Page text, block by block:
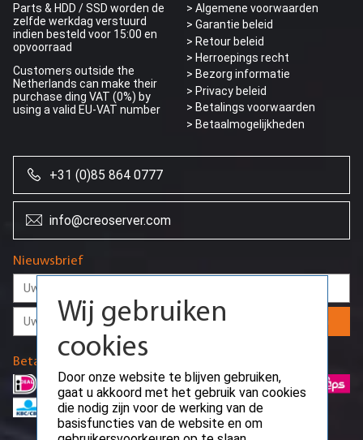
Parts & HDD / SSD worden de
zelfde werkdag verstuurd
indien besteld voor 15:00 en
opvoorraad
Customers outside the
Netherlands can make their
purchase ding VAT (0%) by
using a valid EU-VAT number
> Algemene voorwaarden
> Garantie beleid
> Retour beleid
> Herroepings recht
> Bezorg informatie
> Privacy beleid
> Betalings voorwaarden
> Betaalmogelijkheden
+31 (0)85 864 0777
info@creoserver.com
Nieuwsbrief
Betaalmethodes
Wij gebruiken
cookies
Door onze website te blijven gebruiken,
gaat u akkoord met het gebruik van cookies
die nodig zijn voor de werking van de
basisfuncties van de website en om
gebruikersvoorkeuren op te slaan.
Ok